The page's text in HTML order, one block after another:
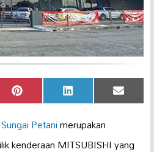
Share
on
Pinterest Share
on
LinkedIn Share
on
Email
Sungai Petanimerupakan
kenderaan MITSUBISHI yang